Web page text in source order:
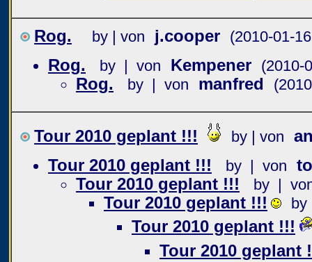
Rog. by | von j.cooper (2010-01-
Rog. by | von Kempener (2010-
Rog. by | von manfred
Tour 2010 geplant !!! by | von
Tour 2010 geplant !!!
by | von
Tour 2010 geplant !!!
by |
Tour 2010 geplant !!!
Tour 2010 geplant !!!
Tour 2010 geplant